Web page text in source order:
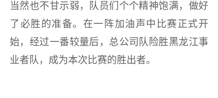
当然也不甘示弱，队员们个个精神饱满，做好
了必胜的准备。在一阵加油声中比赛正式开
始，经过一番较量后，总公司队险胜黑龙江事
业者队，成为本次比赛的胜出者。